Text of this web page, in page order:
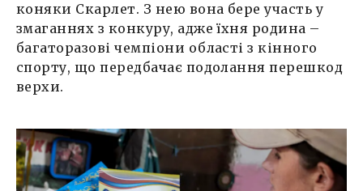
коняки Скарлет. З нею вона бере участь у
змаганнях з конкуру, адже їхня родина –
багаторазові чемпіони області з кінного
спорту, що передбачає подолання перешкод
верхи.